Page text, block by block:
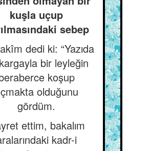
kuşla uçup
sebep
dedi ki: “Yazıda
bir leyleğin
koşup
olduğunu
gördüm.
ettim, bakalım
kadr-i